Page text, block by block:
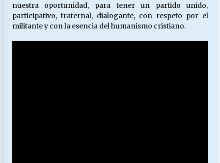
Releyendo la Rerum Novarum a 135 años. “La
cuestión social hoy”.
16/05/2026
nuestra oportunidad, para tener un partido unido,
participativo, fraternal, dialogante, con respeto por el
militante y con la esencia del humanismo cristiano.